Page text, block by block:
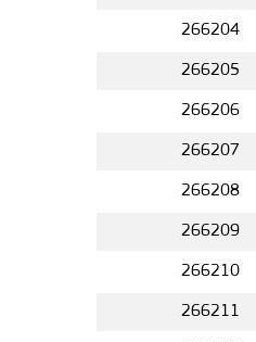
266204
266205
266206
266207
266208
266209
266210
266211